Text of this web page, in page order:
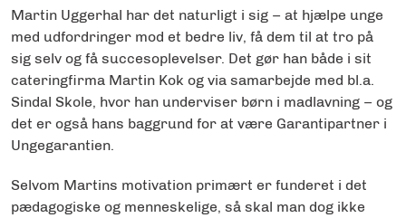
Martin Uggerhal har det naturligt i sig – at hjælpe unge
med udfordringer mod et bedre liv, få dem til at tro på
sig selv og få succesoplevelser. Det gør han både i sit
cateringfirma Martin Kok og via samarbejde med bl.a.
Sindal Skole, hvor han underviser børn i madlavning – og
det er også hans baggrund for at være Garantipartner i
Ungegarantien.
Selvom Martins motivation primært er funderet i det
pædagogiske og menneskelige, så skal man dog ikke